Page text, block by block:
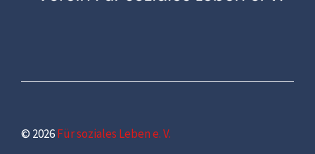
© 2026Für soziales Leben e. V.